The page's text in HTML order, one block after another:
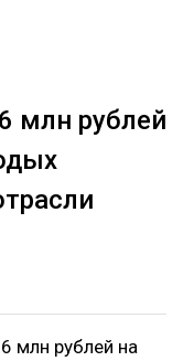
млн рублей
млн рублей на